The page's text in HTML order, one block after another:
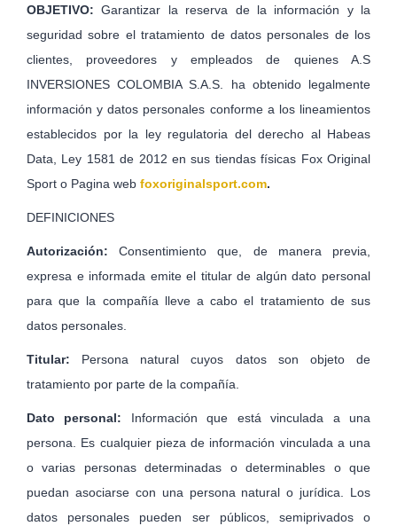
OBJETIVO:Garantizar la reserva de la información y la
seguridad sobre el tratamiento de datos personales de los
clientes, proveedores y empleados de quienes A.S
INVERSIONES COLOMBIA S.A.S. ha obtenido legalmente
información y datos personales conforme a los lineamientos
establecidos por la ley regulatoria del derecho al Habeas
Data, Ley 1581 de 2012 en sus tiendas físicas Fox Original
Sport o Pagina web foxoriginalsport.com.
DEFINICIONES
Autorización:Consentimiento que, de manera previa,
expresa e informada emite el titular de algún dato personal
para que la compañía lleve a cabo el tratamiento de sus
datos personales.
Titular: Persona natural cuyos datos son objeto de
tratamiento por parte de la compañía.
Dato personal: Información que está vinculada a una
persona. Es cualquier pieza de información vinculada a una
o varias personas determinadas o determinables o que
puedan asociarse con una persona natural o jurídica. Los
datos personales pueden ser públicos, semiprivados o